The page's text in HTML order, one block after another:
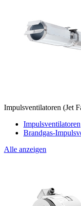
Impulsventilatoren (Jet
Impulsventilatoren
Brandgas-
Alle anzeigen